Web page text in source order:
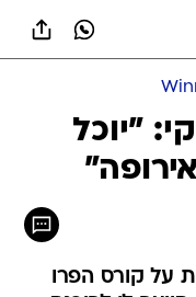
"יוכל
על קורס הפרו